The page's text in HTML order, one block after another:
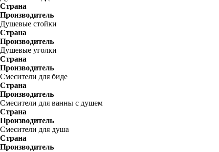
Страна
Производитель
Душевые стойки
Страна
Производитель
Душевые уголки
Страна
Производитель
Смесители для биде
Страна
Производитель
Смесители для ванны с душем
Страна
Производитель
Смесители для душа
Страна
Производитель